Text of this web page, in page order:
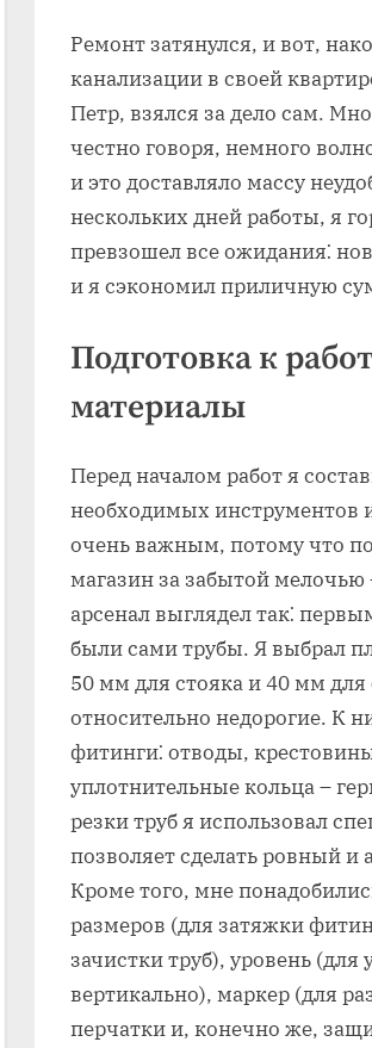
Ремонт затянулся, и вот,
канализации в своей
Петр, взялся за дело сам.
честно говоря, немного
и это доставляло массу
нескольких дней работы, я
превзошел все ожидания⁚
и я сэкономил приличную
Подготовка к
материалы
Перед началом работ я
необходимых инструментов
очень важным, потому что
магазин за забытой
арсенал выглядел так⁚
были сами трубы. Я выбрал
50 мм для стояка и 40 мм
относительно недорогие. К
фитинги⁚ отводы,
уплотнительные кольца –
резки труб я использовал
позволяет сделать ровный и
Кроме того, мне
размеров (для затяжки
зачистки труб), уровень (для
вертикально), маркер (для
перчатки и, конечно же,